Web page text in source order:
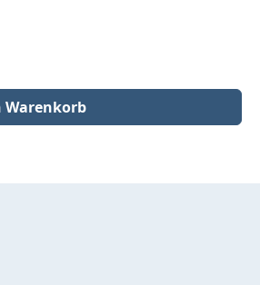
um die Anzahl zu erhöhen oder zu
Warenkorb